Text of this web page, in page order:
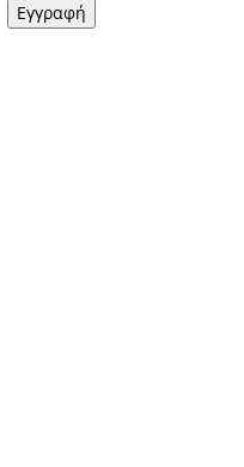
Εγγραφή